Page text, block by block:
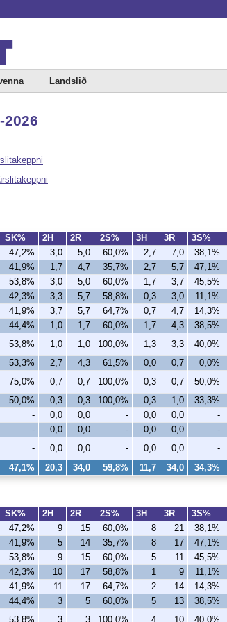
Landslið
SK% 2H 2R 2S% 3H 3R 3S%
47,2% 9 15 60,0% 8 21 38,1%
41,9% 5 14 35,7% 8 17 47,1%
53,8% 9 15 60,0% 5 11 45,5%
42,3% 10 17 58,8% 1 9 11,1%
41,9% 11 17 64,7% 2 14 14,3%
44,4% 3 5 60,0% 5 13 38,5%
53,8% 3 3 100,0% 4 10 40,0%
SK% 2H 2R 2S% 3H 3R 3S%
47,2% 3,0 5,0 60,0% 2,7 7,0 38,1%
41,9% 1,7 4,7 35,7% 2,7 5,7 47,1%
53,8% 3,0 5,0 60,0% 1,7 3,7 45,5%
42,3% 3,3 5,7 58,8% 0,3 3,0 11,1%
41,9% 3,7 5,7 64,7% 0,7 4,7 14,3%
44,4% 1,0 1,7 60,0% 1,7 4,3 38,5%
53,8% 1,0 1,0 100,0% 1,3 3,3 40,0%
53,3% 2,7 4,3 61,5% 0,0 0,7 0,0%
75,0% 0,7 0,7 100,0% 0,3 0,7 50,0%
50,0% 0,3 0,3 100,0% 0,3 1,0 33,3%
- 0,0 0,0 - 0,0 0,0 -
- 0,0 0,0 - 0,0 0,0 -
- 0,0 0,0 - 0,0 0,0 -
47,1% 20,3 34,0 59,8% 11,7 34,0 34,3%